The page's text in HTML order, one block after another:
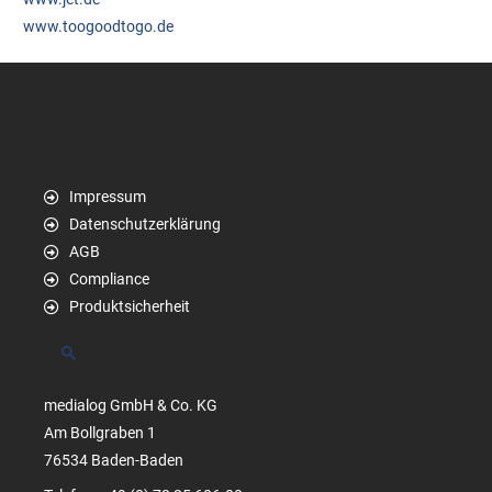
www.toogoodtogo.de
Impressum
Datenschutzerklärung
AGB
Compliance
Produktsicherheit
Suchen
medialog GmbH & Co. KG
Am Bollgraben 1
76534 Baden-Baden